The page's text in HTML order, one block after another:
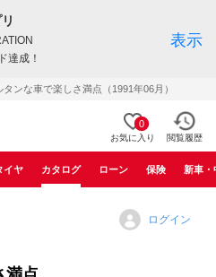
達成！
表示
ンな車で楽しさ満点（1991年06月）
0
お気に入り 閲覧履歴
イヤ カタログ ローン 保険 新車・
ログイン